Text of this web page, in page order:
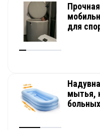
общее
Спортивный
инструмент для
Ментальное
бодрит,
Ваша "Арктика" ждет
Подарите своему
восстановления и
для
мытья,